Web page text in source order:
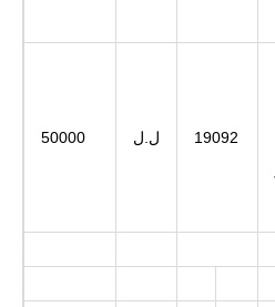
50000 ل.ل 19092